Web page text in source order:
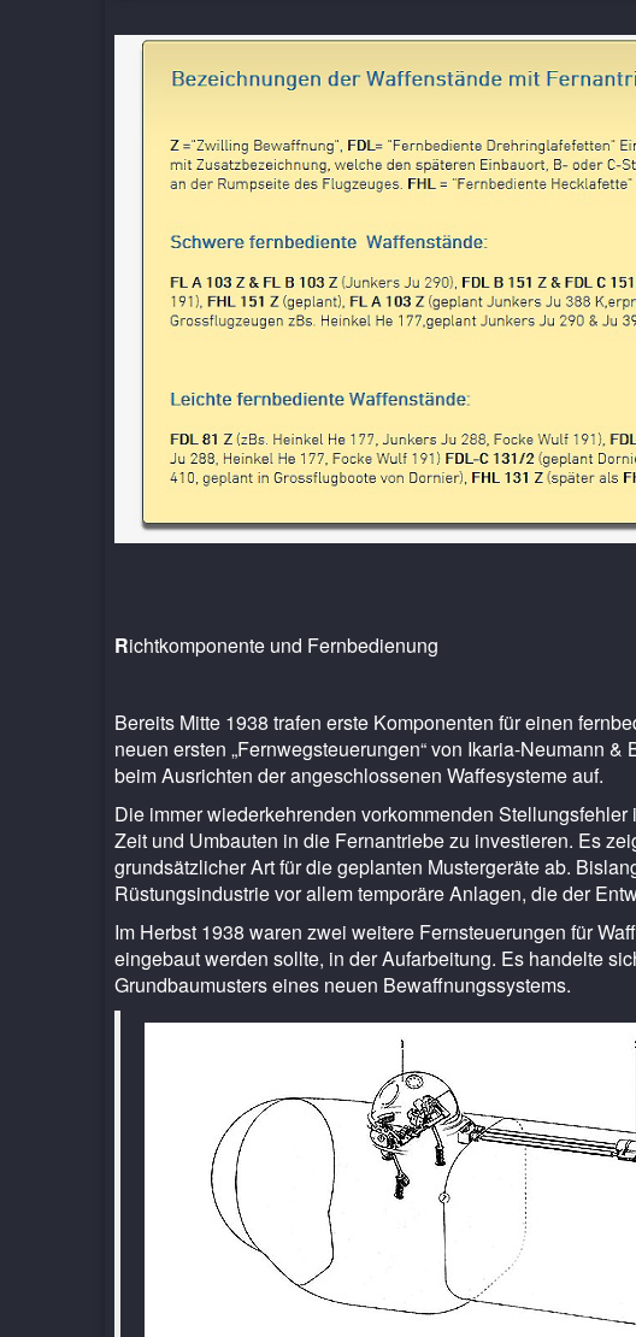
Richtkomponente und Fernbedienung
Bereits Mitte 1938 trafen erste Komponenten für einen
neuen ersten „Fernwegsteuerungen“ von Ikaria-Neumann
beim Ausrichten der angeschlossenen Waffesysteme auf.
Die immer wiederkehrenden vorkommenden
Zeit und Umbauten in die Fernantriebe zu investieren. Es
grundsätzlicher Art für die geplanten Mustergeräte ab.
Rüstungsindustrie vor allem temporäre Anlagen, die der
Im Herbst 1938 waren zwei weitere Fernsteuerungen für
eingebaut werden sollte, in der Aufarbeitung. Es handelte
Grundbaumusters eines neuen Bewaffnungssystems.